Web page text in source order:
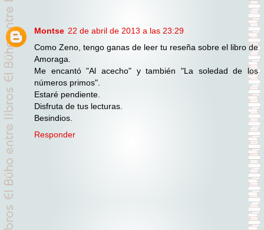
Montse 22 de abril de 2013 a las 23:29
Como Zeno, tengo ganas de leer tu reseña sobre el libro de
Amoraga.
Me encantó "Al acecho" y también "La soledad de los
números primos".
Estaré pendiente.
Disfruta de tus lecturas.
Besindios.
Responder